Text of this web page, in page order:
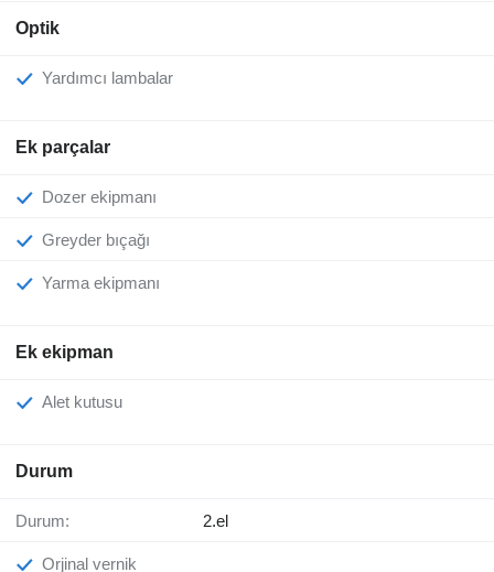
Optik
Yardımcı lambalar
Ek parçalar
Dozer ekipmanı
Greyder bıçağı
Yarma ekipmanı
Ek ekipman
Alet kutusu
Durum
Durum: 2.el
Orjinal vernik